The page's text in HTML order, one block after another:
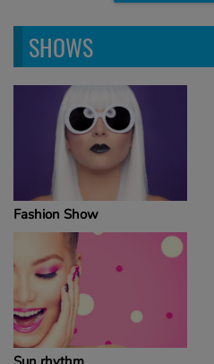
SHOWS
Fashion Show